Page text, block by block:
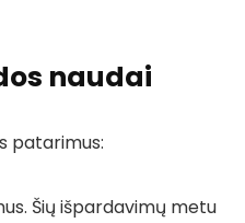
naudai
patarimus:
Šių išpardavimų metu